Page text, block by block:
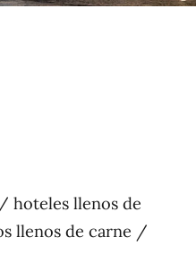
hoteles llenos de
llenos de carne /